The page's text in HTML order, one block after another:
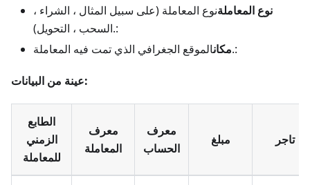
نوع المعاملةنوع المعاملة (على سبيل المثال ، الشراء ،
السحب ، التحويل).:
مكانالموقع الجغرافي الذي تمت فيه المعاملة.:
عينة من البيانات:
الطابع
الزمني
للمعاملة
معرف
المعاملة
معرف
الحساب
مبلغ تاجر